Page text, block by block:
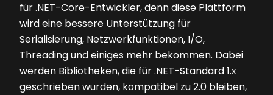
für .NET-Core-Entwickler, denn diese Plattform
wird eine bessere Unterstützung für
Serialisierung, Netzwerkfunktionen, I/O,
Threading und einiges mehr bekommen. Dabei
werden Bibliotheken, die für .NET-Standard 1.x
geschrieben wurden, kompatibel zu 2.0 bleiben,